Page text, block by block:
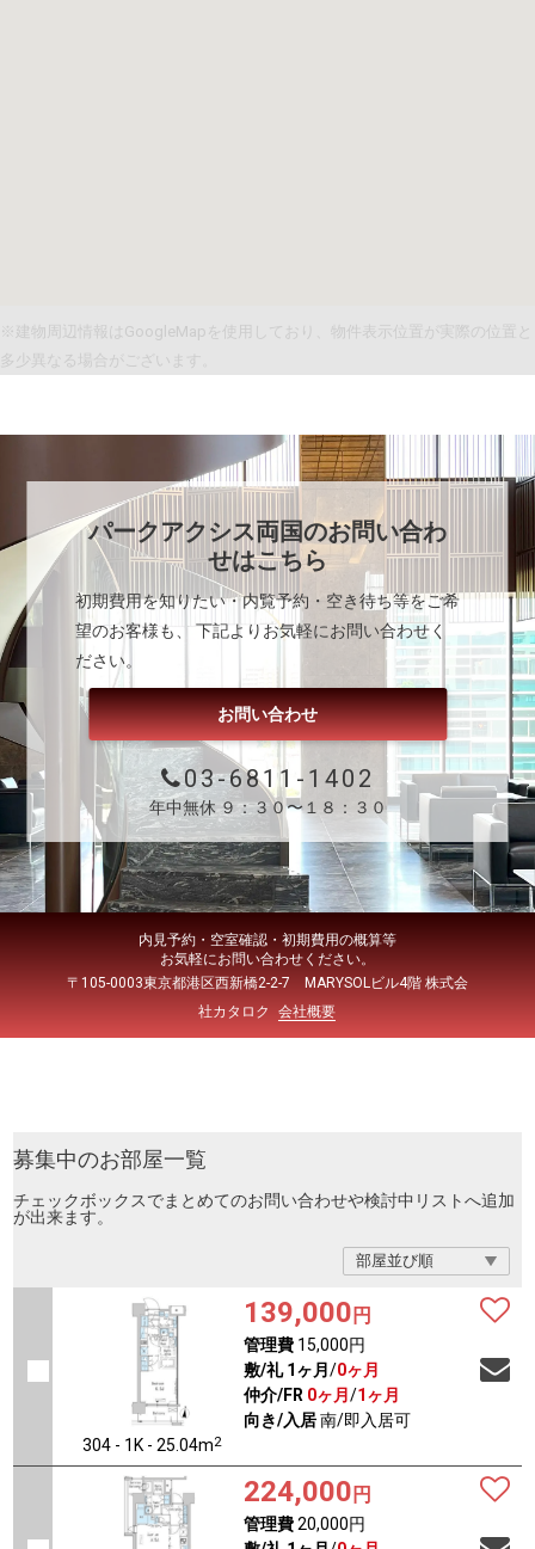
※建物周辺情報はGoogleMapを使用しており、物件表示位置が実際の位置と
多少異なる場合がございます。
パークアクシス両国のお問い合わ
せはこちら
初期費用を知りたい・内覧予約・空き待ち等をご希
望のお客様も、 下記よりお気軽にお問い合わせく
ださい。
お問い合わせ
03-6811-1402
年中無休 ９：３０〜１８：３０
内見予約・空室確認・初期費用の概算等
お気軽にお問い合わせください。
〒105-0003東京都港区西新橋2-2-7 MARYSOLビル4階 株式会
社カタロク
会社概要
募集中のお部屋一覧
チェックボックスでまとめてのお問い合わせや検討中リストへ追加
が出来ます。
304 - 1K - 25.04m2
139,000 円
管理費15,000円
敷/礼 1ヶ月 /0ヶ月
仲介/FR 0ヶ月 /1ヶ月
向き/入居南/即入居可
224,000 円
管理費20,000円